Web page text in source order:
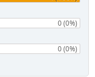
0 (0%)
0 (0%)